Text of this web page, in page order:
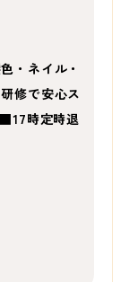
・ネイル・
修で安心ス
時定時退